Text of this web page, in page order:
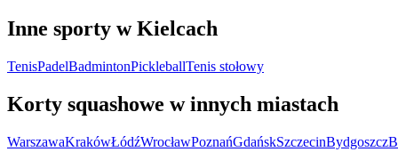
Inne sporty w Kielcach
TenisPadelBadmintonPickleballTenis stołowy
Korty squashowe w innych miastach
WarszawaKrakówŁódźWrocławPoznańGdańskSzczecinBydgoszcz